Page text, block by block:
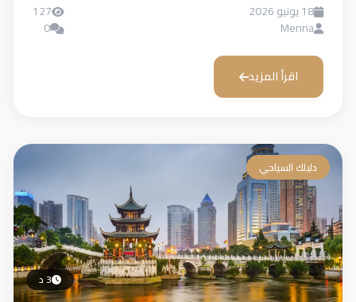
18 يونيو 2026
Menna
127
0
اقرأ المزيد
دليلك السياحي
3 د